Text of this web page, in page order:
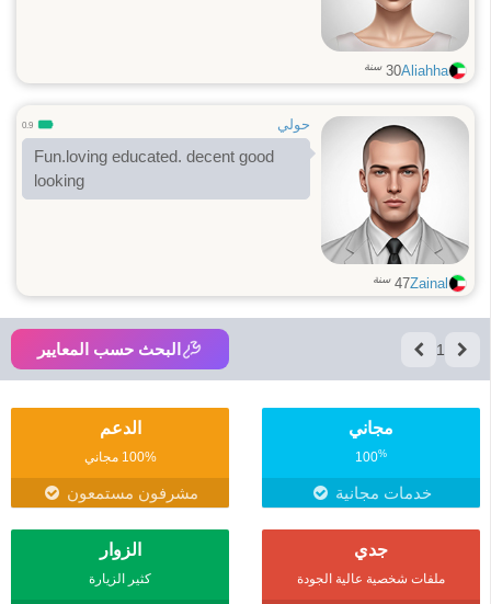
Aliahha
30 سنة
حولي 0.9
Fun.loving educated. decent good
looking
Zainal
47 سنة
1 البحث حسب المعايير
مجاني
100%
خدمات مجانية
الدعم
100% مجاني
مشرفون مستمعون
جدي
ملفات شخصية عالية الجودة
الزوار
كثير الزيارة